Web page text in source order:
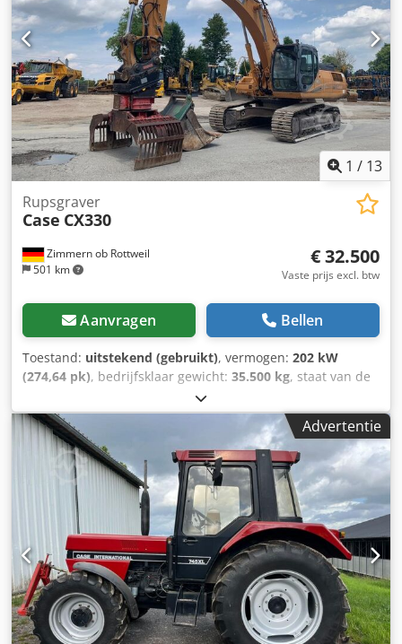
1 / 13
Zimmern ob Rottweil
501 km
Rupsgraver
Case CX330
€ 32.500
Vaste prijs excl. btw
Aanvragen Bellen
Toestand: uitstekend (gebruikt), vermogen: 202 kW
(274,64 pk), bedrijfsklaar gewicht: 35.500 kg, staat van de
2006, bedrijfsturen:
Uitrusting:airconditioning, CASE CX330 Bouwjaar: 2006
Bedrijfstijden: 9.139 uur Gesloten cabine Airconditioning
Radio Centrale smering Standaard giek Steel: 3,30 m
Volledige hydraulische leidingen (voor hamer, grijper,
schaar) Snelwisselsysteem OQ80 1x bak – 800 mm breed
Djdpfx Aozp Rm Rsm Ueck 1x grijper – functioneert, maar
heeft reparatie nodig Onderstel in goede staat, circa 70%
over Bodemplaten 600 mm breed Isuzu motor met 202 kW
CE-keuring Transportafmetingen: 10,8 x 3 x 3,40 m
Bedrijfsgewicht: 35,5 ton.
Advertentie